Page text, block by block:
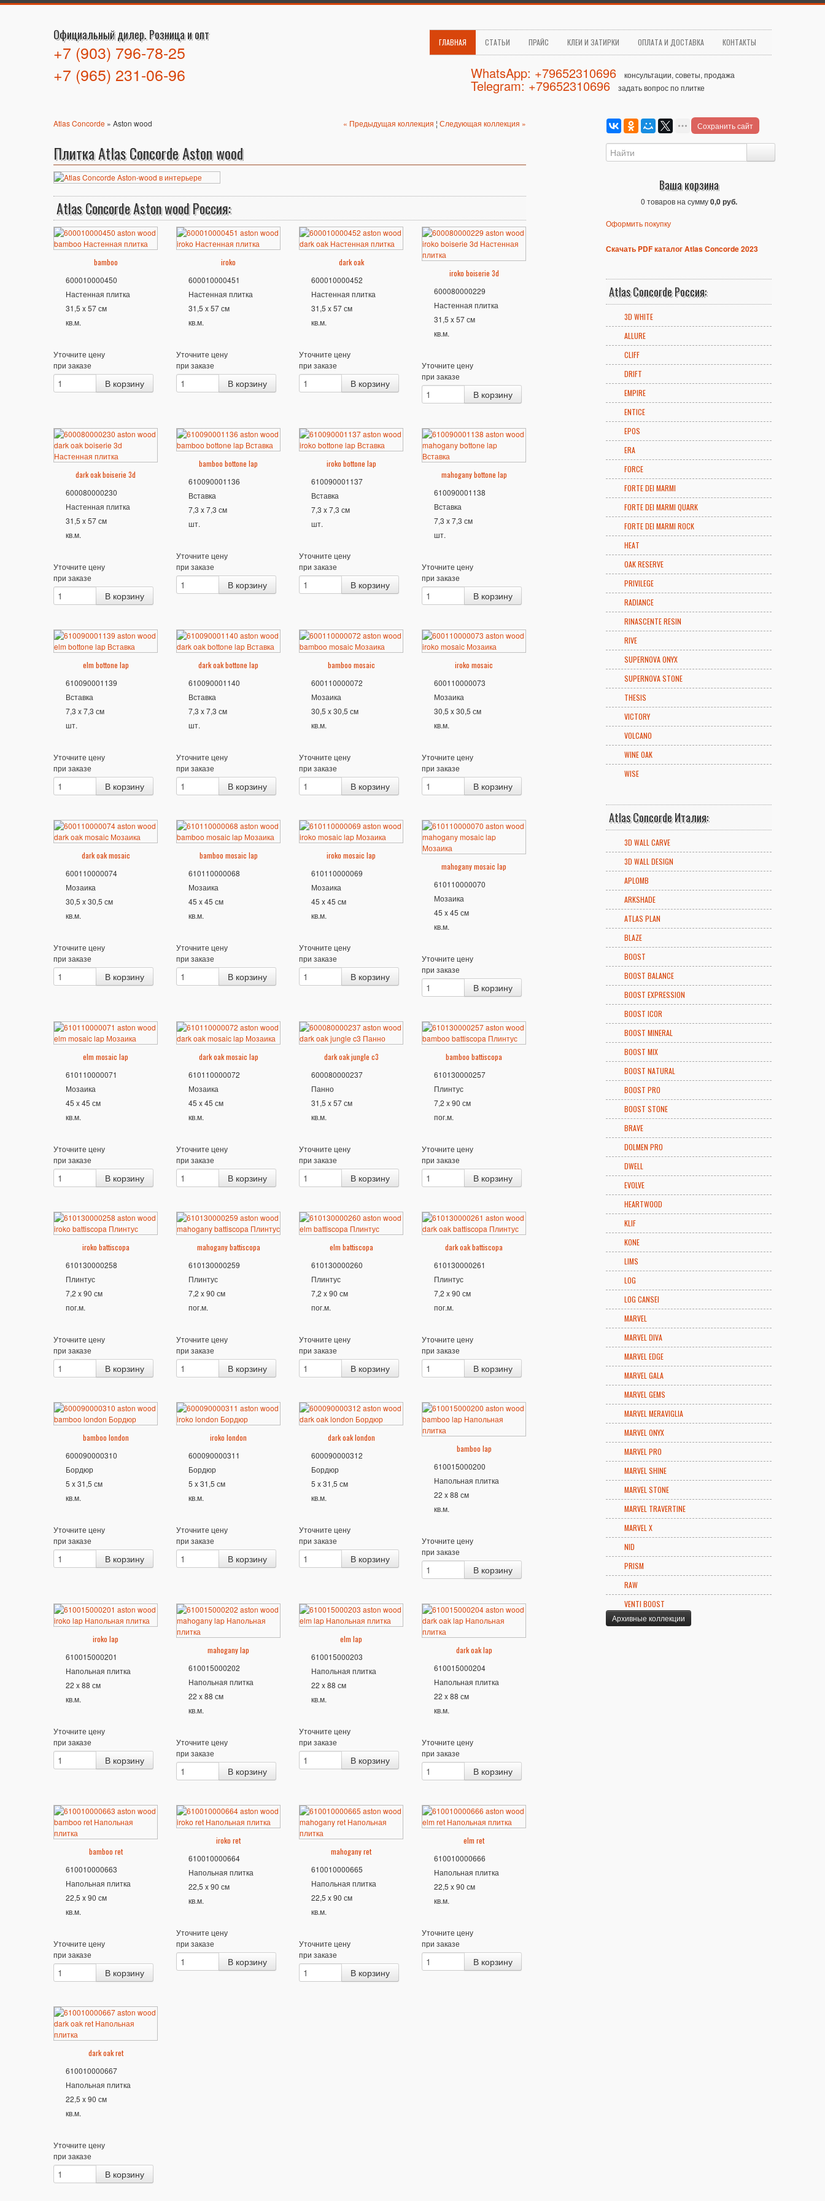
Официальный дилер. Розница и опт
+7 (903) 796-78-25
+7 (965) 231-06-96
ГЛАВНАЯ СТАТЬИ ПРАЙС КЛЕИ И ЗАТИРКИ ОПЛАТА И ДОСТАВКА КОНТАКТЫ
WhatsApp: +79652310696 консультации, советы, продажа
Telegram: +79652310696 задать вопрос по плитке
Atlas Concorde » Aston wood « Предыдущая коллекция ¦ Следующая коллекция »
Плитка Atlas Concorde Aston wood
Atlas Concorde Aston wood Россия:
bamboo
600010000450
Настенная плитка
31,5 x 57 см
кв.м.
Уточните цену
при заказе
iroko
600010000451
Настенная плитка
31,5 x 57 см
кв.м.
Уточните цену
при заказе
dark oak
600010000452
Настенная плитка
31,5 x 57 см
кв.м.
Уточните цену
при заказе
iroko boiserie 3d
600080000229
Настенная плитка
31,5 x 57 см
кв.м.
Уточните цену
при заказе
dark oak boiserie 3d
600080000230
Настенная плитка
31,5 x 57 см
кв.м.
Уточните цену
при заказе
bamboo bottone lap
610090001136
Вставка
7,3 x 7,3 см
шт.
Уточните цену
при заказе
iroko bottone lap
610090001137
Вставка
7,3 x 7,3 см
шт.
Уточните цену
при заказе
mahogany bottone lap
610090001138
Вставка
7,3 x 7,3 см
шт.
Уточните цену
при заказе
elm bottone lap
610090001139
Вставка
7,3 x 7,3 см
шт.
Уточните цену
при заказе
dark oak bottone lap
610090001140
Вставка
7,3 x 7,3 см
шт.
Уточните цену
при заказе
bamboo mosaic
600110000072
Мозаика
30,5 x 30,5 см
кв.м.
Уточните цену
при заказе
iroko mosaic
600110000073
Мозаика
30,5 x 30,5 см
кв.м.
Уточните цену
при заказе
dark oak mosaic
600110000074
Мозаика
30,5 x 30,5 см
кв.м.
Уточните цену
при заказе
bamboo mosaic lap
610110000068
Мозаика
45 x 45 см
кв.м.
Уточните цену
при заказе
iroko mosaic lap
610110000069
Мозаика
45 x 45 см
кв.м.
Уточните цену
при заказе
mahogany mosaic lap
610110000070
Мозаика
45 x 45 см
кв.м.
Уточните цену
при заказе
elm mosaic lap
610110000071
Мозаика
45 x 45 см
кв.м.
Уточните цену
при заказе
dark oak mosaic lap
610110000072
Мозаика
45 x 45 см
кв.м.
Уточните цену
при заказе
dark oak jungle c3
600080000237
Панно
31,5 x 57 см
кв.м.
Уточните цену
при заказе
bamboo battiscopa
610130000257
Плинтус
7,2 x 90 см
пог.м.
Уточните цену
при заказе
iroko battiscopa
610130000258
Плинтус
7,2 x 90 см
пог.м.
Уточните цену
при заказе
mahogany battiscopa
610130000259
Плинтус
7,2 x 90 см
пог.м.
Уточните цену
при заказе
elm battiscopa
610130000260
Плинтус
7,2 x 90 см
пог.м.
Уточните цену
при заказе
dark oak battiscopa
610130000261
Плинтус
7,2 x 90 см
пог.м.
Уточните цену
при заказе
bamboo london
600090000310
Бордюр
5 x 31,5 см
кв.м.
Уточните цену
при заказе
iroko london
600090000311
Бордюр
5 x 31,5 см
кв.м.
Уточните цену
при заказе
dark oak london
600090000312
Бордюр
5 x 31,5 см
кв.м.
Уточните цену
при заказе
bamboo lap
610015000200
Напольная плитка
22 x 88 см
кв.м.
Уточните цену
при заказе
iroko lap
610015000201
Напольная плитка
22 x 88 см
кв.м.
Уточните цену
при заказе
mahogany lap
610015000202
Напольная плитка
22 x 88 см
кв.м.
Уточните цену
при заказе
elm lap
610015000203
Напольная плитка
22 x 88 см
кв.м.
Уточните цену
при заказе
dark oak lap
610015000204
Напольная плитка
22 x 88 см
кв.м.
Уточните цену
при заказе
bamboo ret
610010000663
Напольная плитка
22,5 x 90 см
кв.м.
Уточните цену
при заказе
iroko ret
610010000664
Напольная плитка
22,5 x 90 см
кв.м.
Уточните цену
при заказе
mahogany ret
610010000665
Напольная плитка
22,5 x 90 см
кв.м.
Уточните цену
при заказе
elm ret
610010000666
Напольная плитка
22,5 x 90 см
кв.м.
Уточните цену
при заказе
dark oak ret
610010000667
Напольная плитка
22,5 x 90 см
кв.м.
Уточните цену
при заказе
Сохранить сайт
Ваша корзина
0 товаров на сумму0,0 руб.
Оформить покупку
Скачать PDF каталог Atlas Concorde 2023
Atlas Concorde Россия:
3D WHITE
ALLURE
CLIFF
DRIFT
EMPIRE
ENTICE
EPOS
ERA
FORCE
FORTE DEI MARMI
FORTE DEI MARMI QUARK
FORTE DEI MARMI ROCK
HEAT
OAK RESERVE
PRIVILEGE
RADIANCE
RINASCENTE RESIN
RIVE
SUPERNOVA ONYX
SUPERNOVA STONE
THESIS
VICTORY
VOLCANO
WINE OAK
WISE
Atlas Concorde Италия:
3D WALL CARVE
3D WALL DESIGN
APLOMB
ARKSHADE
ATLAS PLAN
BLAZE
BOOST
BOOST BALANCE
BOOST EXPRESSION
BOOST ICOR
BOOST MINERAL
BOOST MIX
BOOST NATURAL
BOOST PRO
BOOST STONE
BRAVE
DOLMEN PRO
DWELL
EVOLVE
HEARTWOOD
KLIF
KONE
LIMS
LOG
LOG CANSEI
MARVEL
MARVEL DIVA
MARVEL EDGE
MARVEL GALA
MARVEL GEMS
MARVEL MERAVIGLIA
MARVEL ONYX
MARVEL PRO
MARVEL SHINE
MARVEL STONE
MARVEL TRAVERTINE
MARVEL X
NID
PRISM
RAW
VENTI BOOST
Архивные коллекции